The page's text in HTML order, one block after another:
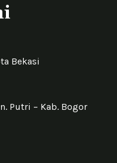
Bekasi
Putri – Kab. Bogor